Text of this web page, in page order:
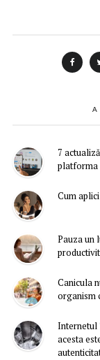
7
platforma
Cum
Pauza un
Canicula
organism
Internetul
acesta